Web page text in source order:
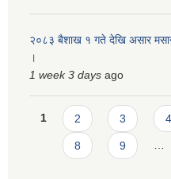
२०८३ बैशाख १ गते देखि असार
।
1 week 3 days ago
Pages
1 2 3 4
8 9 …